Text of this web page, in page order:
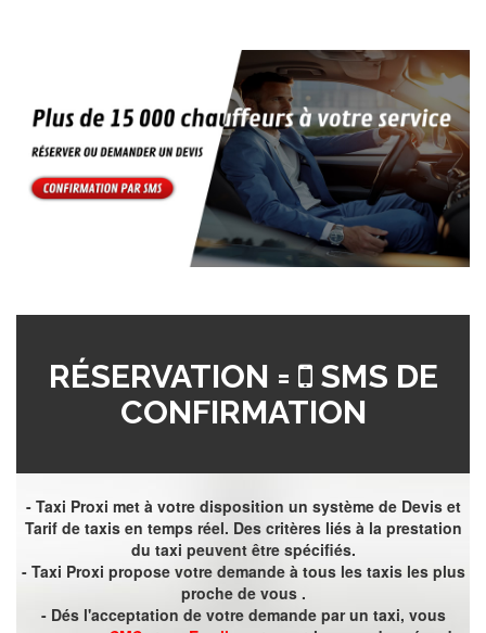
RÉSERVATION =
SMS DE
CONFIRMATION
- Taxi Proxi met à votre disposition un système de Devis et
Tarif de taxis en temps réel. Des critères liés à la prestation
du taxi peuvent être spécifiés.
- Taxi Proxi propose votre demande à tous les taxis les plus
proche de vous .
- Dés l'acceptation de votre demande par un taxi, vous